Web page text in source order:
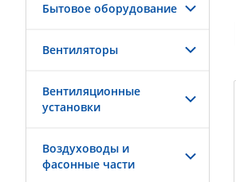
Бытовое оборудование
Вентиляторы
Вентиляционные
установки
Воздуховоды и
фасонные части